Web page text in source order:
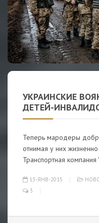
УКРАИНСКИЕ
ДЕТЕЙ-
Теперь мародеры
отнимая у них
Транспортная компания
13-ЯНВ-2015
3